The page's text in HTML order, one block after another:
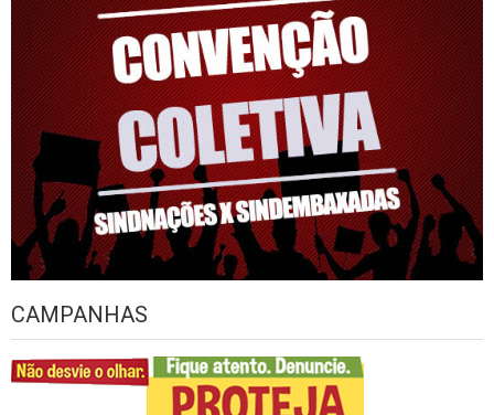
CAMPANHAS